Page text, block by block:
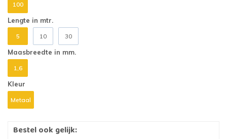
100
Lengte in mtr.
5 10 30
Maasbreedte in mm.
1,6
Kleur
Metaal
Bestel ook gelijk: